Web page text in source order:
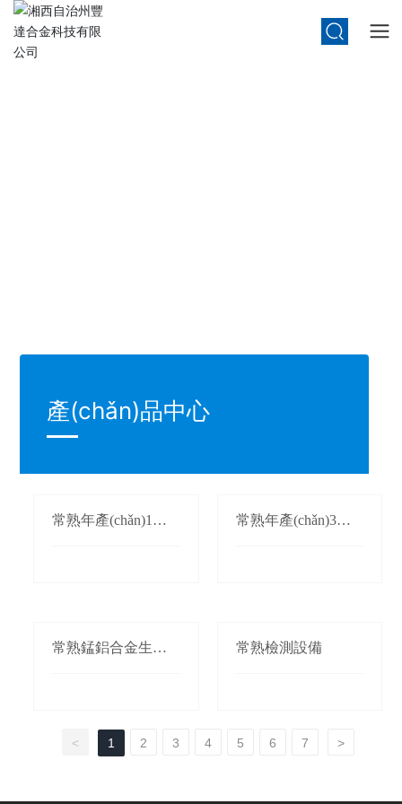
產(chǎn)品中心
常熟年產(chǎn)1萬
常熟年產(chǎn)3萬
常熟錳鋁合金生產(c
常熟檢測設備
< 1 2 3 4 5 6 7 >